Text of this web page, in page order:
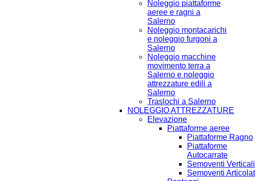
Noleggio piattaforme
aeree e ragni a
Salerno
Noleggio montacarichi
e noleggio furgoni a
Salerno
Noleggio macchine
movimento terra a
Salerno e noleggio
attrezzature edili a
Salerno
Traslochi a Salerno
NOLEGGIO ATTREZZATURE
Elevazione
Piattaforme aeree
Piattaforme Ragno
Piattaforme
Autocarrate
Semoventi Verticali
Semoventi